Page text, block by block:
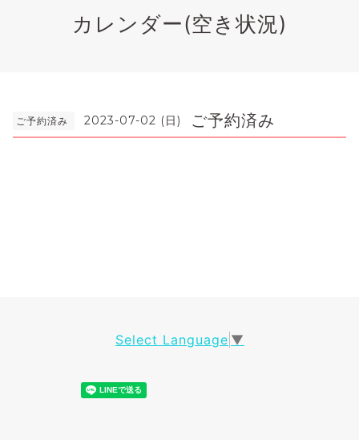
カレンダー(空き状況)
ご予約済み 2023-07-02 (日) ご予約済み
Select Language ▼